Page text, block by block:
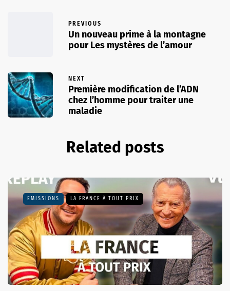
PREVIOUS
Un nouveau prime à la montagne
pour Les mystères de l’amour
NEXT
Première modification de l’ADN
chez l’homme pour traiter une
maladie
Related posts
EMISSIONS LA FRANCE À TOUT PRIX